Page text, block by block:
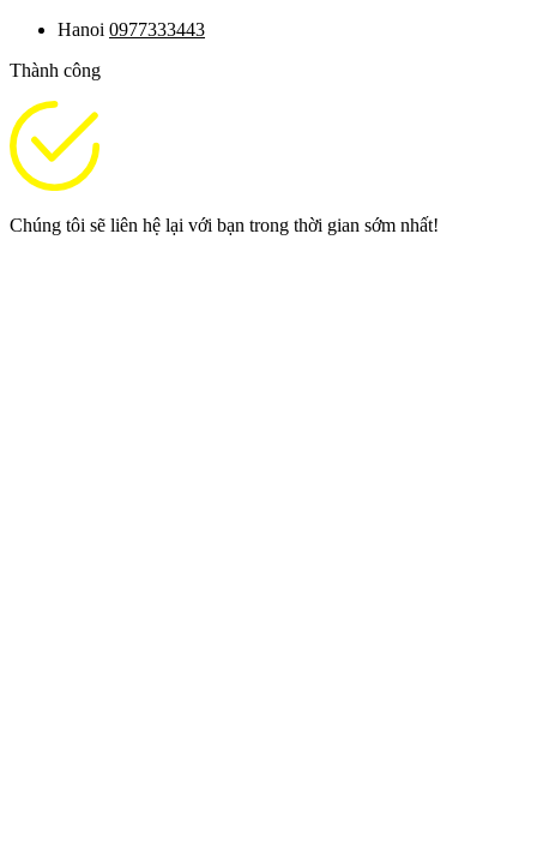
Hanoi 0977333443
Thành công
Chúng tôi sẽ liên hệ lại với bạn trong thời gian sớm nhất!